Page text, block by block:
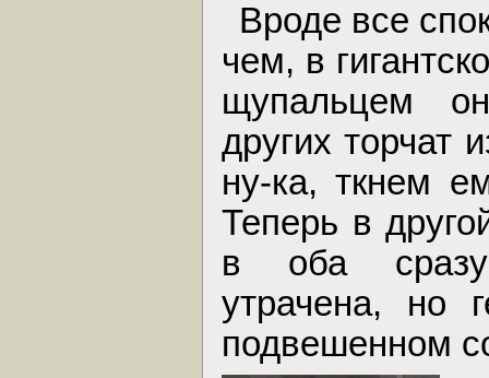
Вроде все
чем, в
щупальцем
других торчат
ну-ка, ткнем
Теперь в
в оба
утрачена, но
подвешенном